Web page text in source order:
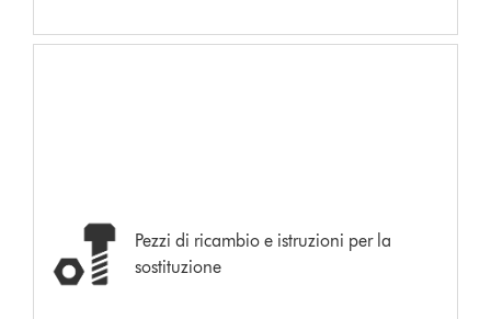
Pezzi di ricambio e istruzioni per la
sostituzione